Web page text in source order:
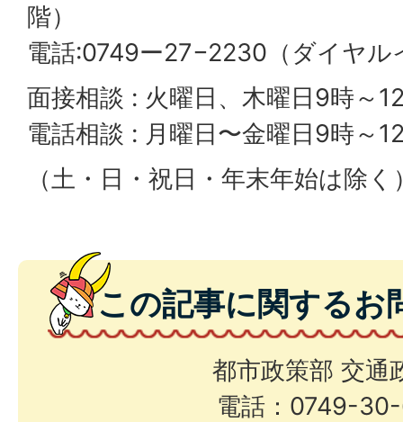
階）
電話:0749ー27−2230（ダイヤル
面接相談 : 火曜日、木曜日9時～
電話相談 : 月曜日〜金曜日9時～
（土・日・祝日・年末年始は除く
この記事に関するお
都市政策部 交通
電話：0749-